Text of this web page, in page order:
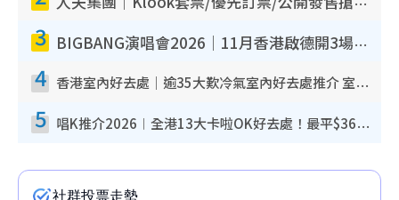
3 BIGBANG演唱會2026｜11月香港啟德開3場！實名制VIP申請、優先購票攻略
4 香港室內好去處｜逾35大歎冷氣室內好去處推介 室內活動免費避雨無懼落雨
5 唱K推介2026︱全港13大卡啦OK好去處！最平$36起 日文K都有！(附地址+收費詳情)